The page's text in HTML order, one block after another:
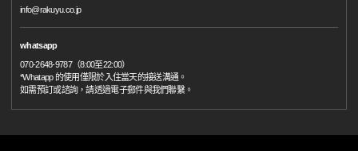
info@rakuyu.co.jp
whatsapp
070-2648-9787（8:00至22:00）
*Whatapp 的使用僅限於入住當天的接送溝通。
如需預訂或諮詢，請透過電子郵件與我們聯繫。